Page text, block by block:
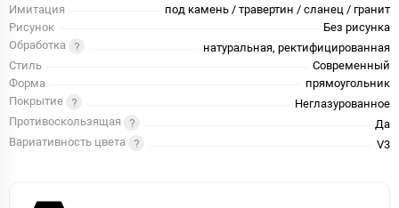
Имитация
под камень / травертин / сланец / гранит
Рисунок
Без рисунка
Обработка
натуральная, ректифицированная
Стиль
Современный
Форма
прямоугольник
Покрытие
Неглазурованное
Противоскользящая
Да
Вариативность цвета
V3